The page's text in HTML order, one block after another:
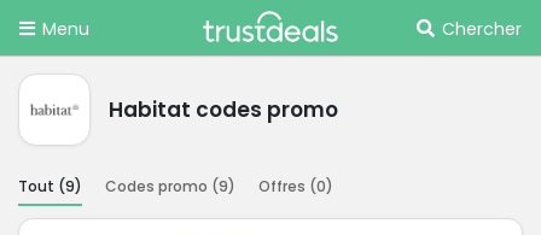
Menu Chercher
Habitat codes promo
Tout (9) Codes promo (9) Offres (0)